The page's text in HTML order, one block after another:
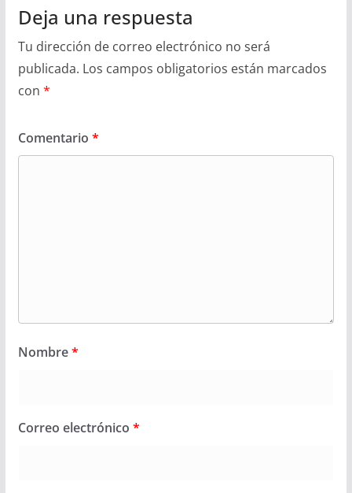
Deja una respuesta
Tu dirección de correo electrónico no será
publicada. Los campos obligatorios están marcados
con *
Comentario *
Nombre*
Correo electrónico *